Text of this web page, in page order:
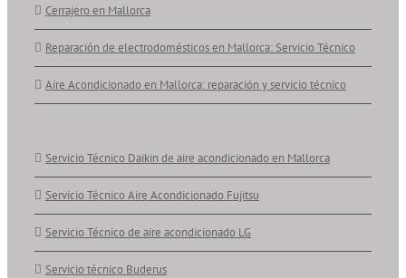
Cerrajero en Mallorca
Reparación de electrodomésticos en Mallorca: Servicio Técnico
Aire Acondicionado en Mallorca: reparación y servicio técnico
Servicio Técnico Daikin de aire acondicionado en Mallorca
Servicio Técnico Aire Acondicionado Fujitsu
Servicio Técnico de aire acondicionado LG
Servicio técnico Buderus